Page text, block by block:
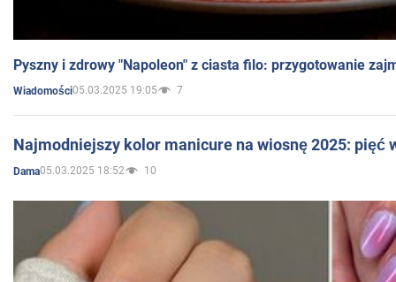
Pyszny i zdrowy "Napoleon" z ciasta filo: przygotowanie
Wiadomości05.03.2025 19:05 7
Najmodniejszy kolor manicure na wiosnę 2025: pięć
Dama05.03.2025 18:52 10